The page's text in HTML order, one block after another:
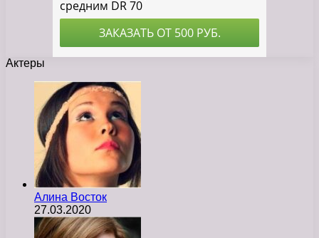
Актеры
Алина Восток
27.03.2020